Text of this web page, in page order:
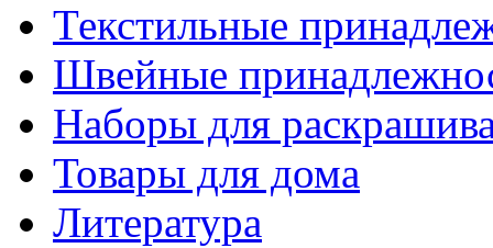
Текстильные
Швейные
Наборы для
Товары для дома
Литература